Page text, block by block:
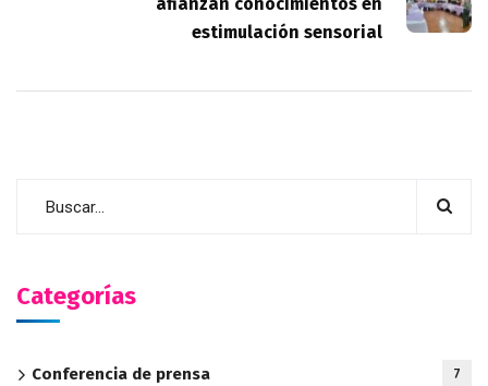
estimulación sensorial
Categorías
Conferencia de prensa 7